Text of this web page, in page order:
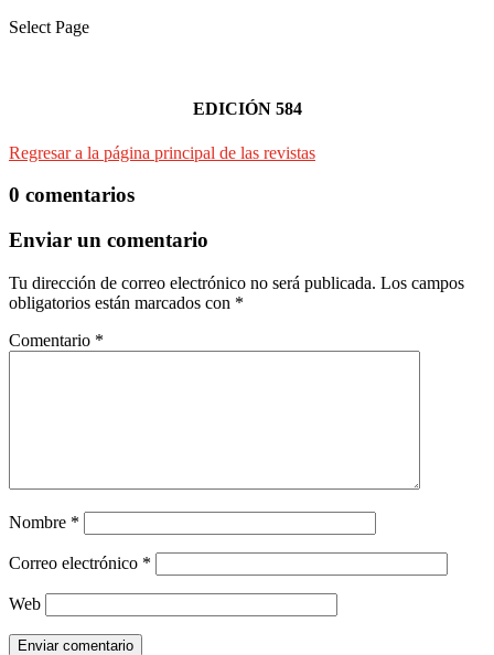
Select Page
EDICIÓN 584
Regresar a la página principal de las revistas
0 comentarios
Enviar un comentario
Tu dirección de correo electrónico no será publicada. Los campos
obligatorios están marcados con *
Comentario *
Nombre *
Correo electrónico *
Web
Enviar comentario